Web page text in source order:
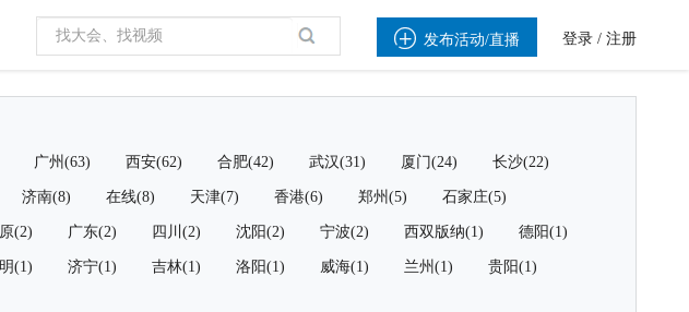
 发布活动/直播 登录 / 注册
广州(63) 西安(62) 合肥(42) 武汉(31) 厦门(24) 长沙(22)
济南(8) 在线(8) 天津(7) 香港(6) 郑州(5) 石家庄(5)
(2) 广东(2) 四川(2) 沈阳(2) 宁波(2) 西双版纳(1) 德阳(1)
(1) 济宁(1) 吉林(1) 洛阳(1) 威海(1) 兰州(1) 贵阳(1)